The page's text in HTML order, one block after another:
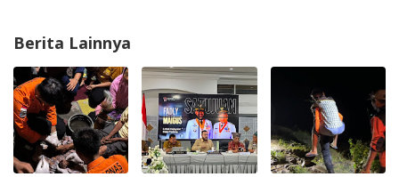
Berita Lainnya